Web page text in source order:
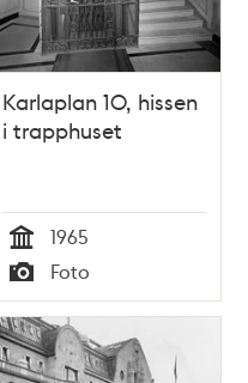
Karlaplan 10, hissen
i trapphuset
Tid
1965
Typ
Foto